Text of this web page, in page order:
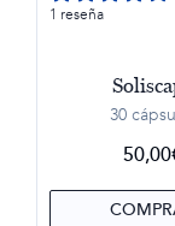
1 reseña
30
50,00